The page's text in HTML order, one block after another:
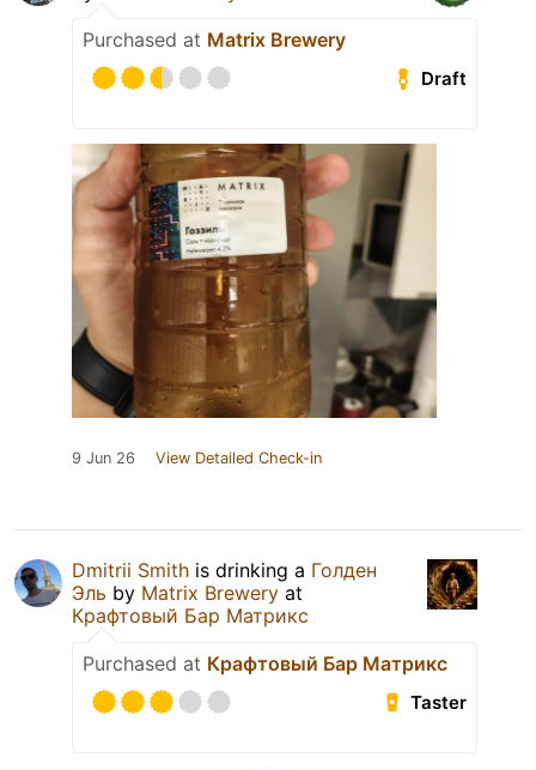
Purchased at Matrix Brewery
Draft
9 Jun 26 View Detailed Check-in
Dmitrii Smith is drinking a Голден
Эль by Matrix Brewery at
Крафтовый Бар Матрикс
Purchased at Крафтовый Бар Матрикс
Taster